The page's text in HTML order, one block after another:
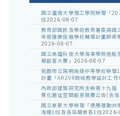
國立臺南大學理工學院辦理「
份2026-08-07
教育部國民及學前教育署委請
年度健康促進學校輔導計畫師
2026-08-07
國立高雄科技大學海事學院造
模創客大賽」 2026-08-07
桃園市立陽明高級中等學校辦
計畫「AR2VR跨域教學設計工作
內政部建築研究所主辦第十九
慧化居住空間創意競賽公告(含
國立東華大學辦理「適應運動共
海報1份及各區簡章各1份2026-